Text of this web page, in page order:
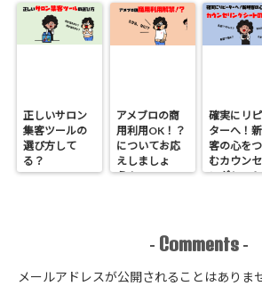
い！？た
１つの理由
正しいサロン
集客ツールの
選び方して
る？
アメブロの商
用利用OK！？
についてお応
えしましょ
う！
確実にリ
ターへ！
客の心を
むカウン
ングシー
- Comments -
メールアドレスが公開されることはありま